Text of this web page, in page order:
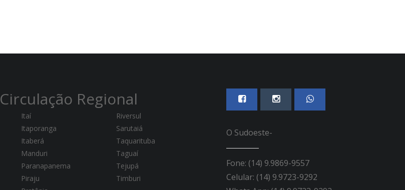
Circulação Regional
Itaí
Itaporanga
Itaberá
Manduri
Paranapanema
Piraju
Riversul
Sarutaiá
Taquarituba
Taguaí
Tejupá
Timburi
O Sudoeste-
Fone: (14) 9.9869-9557
Celular: (14) 9.9723-9292